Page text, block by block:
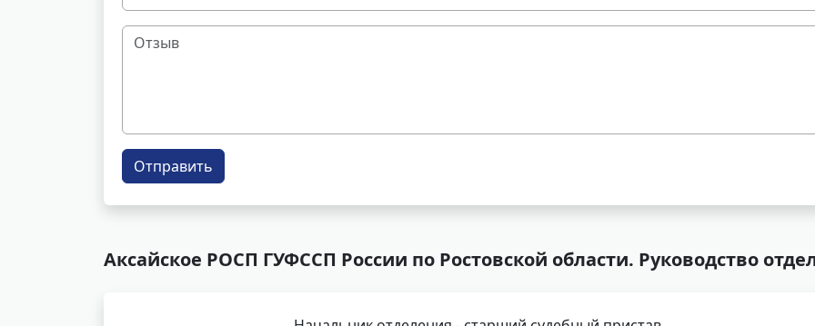
Отправить
Аксайское РОСП ГУФССП России по Ростовской области. Руководство